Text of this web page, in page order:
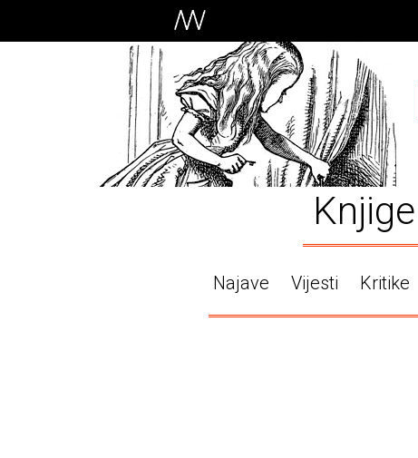
Knjige
Najave Vijesti Kritike